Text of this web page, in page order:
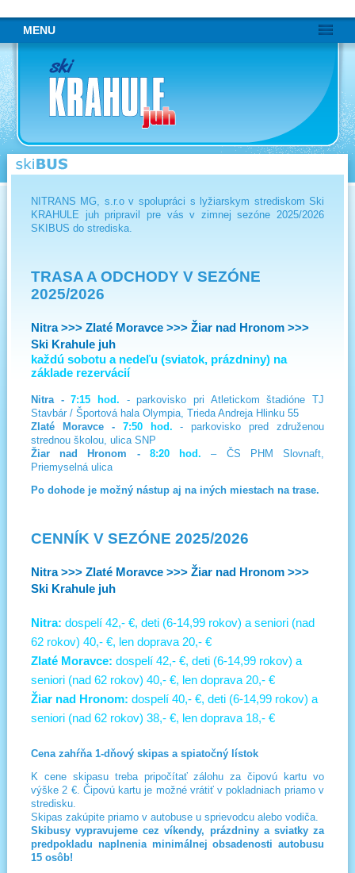
Preskočiť
navigáciuMENU
NITRANS MG, s.r.o v spolupráci s lyžiarskym strediskom Ski
KRAHULE juh pripravil pre vás v zimnej sezóne 2025/2026
SKIBUS do strediska.
TRASA A ODCHODY V SEZÓNE
2025/2026
Nitra >>> Zlaté Moravce >>> Žiar nad Hronom >>>
Ski Krahule juh
každú sobotu a nedeľu (sviatok, prázdniny) na
základe rezervácií
Nitra -7:15 hod. - parkovisko pri Atletickom štadióne TJ
Stavbár / Športová hala Olympia, Trieda Andreja Hlinku 55
Zlaté Moravce - 7:50 hod. - parkovisko pred združenou
strednou školou, ulica SNP
Žiar nad Hronom - 8:20 hod. – ČS PHM Slovnaft,
Priemyselná ulica
Po dohode je možný nástup aj na iných miestach na trase.
CENNÍK V SEZÓNE 2025/2026
Nitra >>> Zlaté Moravce >>> Žiar nad Hronom >>>
Ski Krahule juh
Nitra: dospelí 42,- €, deti (6-14,99 rokov) a seniori (nad
62 rokov) 40,- €, len doprava 20,- €
Zlaté Moravce: dospelí 42,- €, deti (6-14,99 rokov) a
seniori (nad 62 rokov) 40,- €, len doprava 20,- €
Žiar nad Hronom: dospelí 40,- €, deti (6-14,99 rokov) a
seniori (nad 62 rokov) 38,- €, len doprava 18,- €
Cena zahŕňa 1-dňový skipas a spiatočný lístok
K cene skipasu treba pripočítať zálohu za čipovú kartu vo
výške 2 €. Čipovú kartu je možné vrátiť v pokladniach priamo v
stredisku.
Skipas zakúpite priamo v autobuse u sprievodcu alebo vodiča.
Skibusy vypravujeme cez víkendy, prázdniny a sviatky za
predpokladu naplnenia minimálnej obsadenosti autobusu
15 osôb!